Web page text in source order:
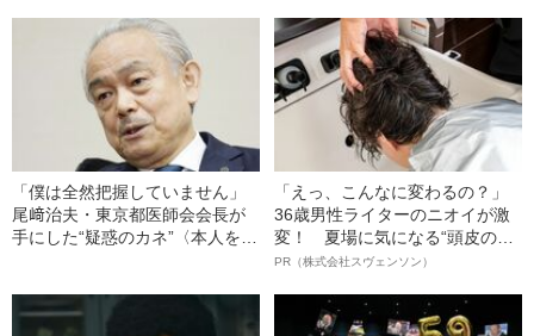
「僕は全然把握していません」
尾﨑治夫・東京都医師会会長が
手にした“疑惑のカネ”〈本人を直
「えっ、こんなに変わるの？」
36歳男性ライターのニオイが激
変！ 夏場に気になる“頭皮のニ
オイ”や“ベタつき”を解消す
ト”が生み出した徹底ケアとは
PR（株式会社スヴェンソン）